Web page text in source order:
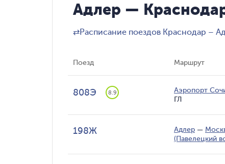
Адлер —
⇄Расписание поездов Краснодар –
Поезд Маршрут
808Э 8.9 Аэропорт
ГЛ
198Ж Адлер —
(Павелецкий